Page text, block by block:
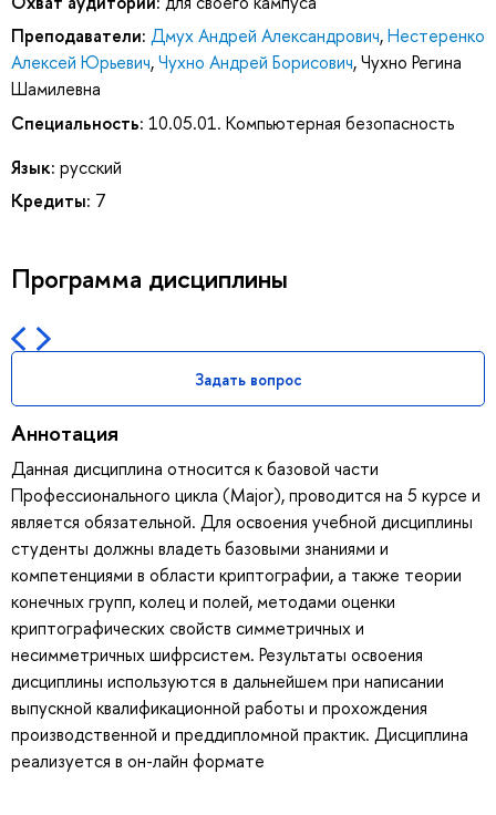
Преподаватели: Дмух Андрей Александрович,Нестеренко
Алексей Юрьевич,Чухно Андрей Борисович,Чухно Регина
Шамилевна
Специальность: 10.05.01. Компьютерная безопасность
Язык: русский
Кредиты: 7
Программа дисциплины
Задать вопрос
Аннотация
Данная дисциплина относится к базовой части
Профессионального цикла (Major), проводится на 5 курсе и
является обязательной. Для освоения учебной дисциплины
студенты должны владеть базовыми знаниями и
компетенциями в области криптографии, а также теории
конечных групп, колец и полей, методами оценки
криптографических свойств симметричных и
несимметричных шифрсистем. Результаты освоения
дисциплины используются в дальнейшем при написании
выпускной квалификационной работы и прохождения
производственной и преддипломной практик. Дисциплина
реализуется в он-лайн формате